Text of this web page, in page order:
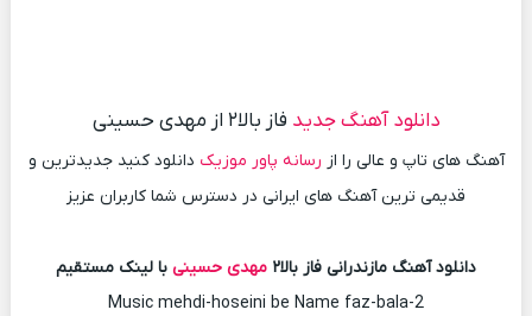
دانلود آهنگ جدید فاز بالا۲ از مهدی حسینی
آهنگ های تاپ و عالی را از رسانه پاور موزیک دانلود کنید جدیدترین و
قدیمی ترین آهنگ های ایرانی در دسترس شما کاربران عزیز
دانلود آهنگ مازندرانی فاز بالا۲ مهدی حسینی با لینک مستقیم
Music mehdi-hoseini be Name faz-bala-2